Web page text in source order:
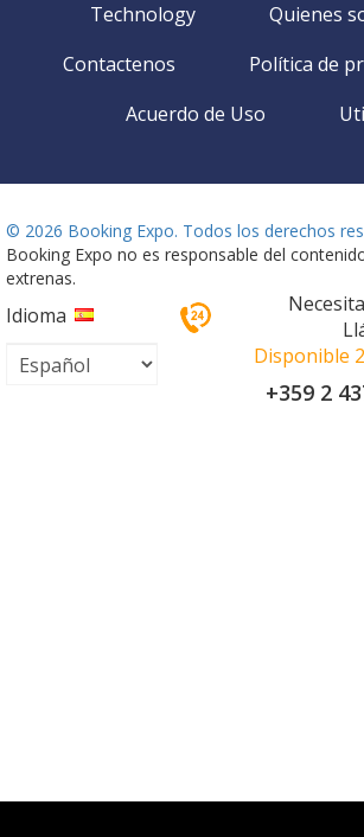
Technology
Quienes
Contactenos
Política de
Acuerdo de Uso
© 2026 Booking Expo. Todos los derechos
Booking Expo no es responsable del
extrenas.
Idioma
Disponible
+359 2